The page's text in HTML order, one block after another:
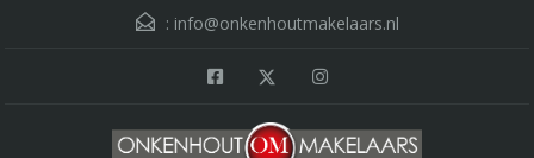
: info@onkenhoutmakelaars.nl